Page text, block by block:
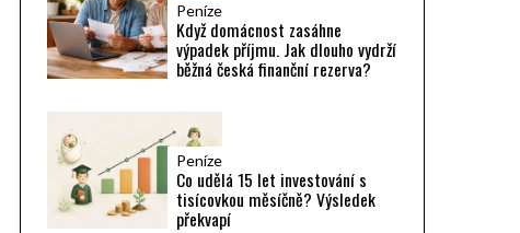
Peníze
Když domácnost zasáhne
výpadek příjmu. Jak dlouho vydrží
běžná česká finanční rezerva?
Peníze
Co udělá 15 let investování s
tisícovkou měsíčně? Výsledek
překvapí